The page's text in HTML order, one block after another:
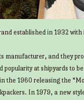
established in 1932
manufacturer, and they
at shipyards to be
the 1960 releasing the
In 1979, a new